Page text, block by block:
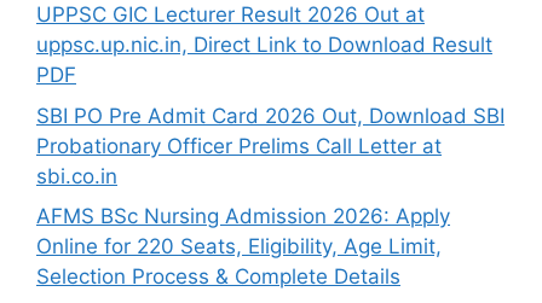
UPPSC GIC Lecturer Result 2026 Out at
uppsc.up.nic.in, Direct Link to Download Result
PDF
SBI PO Pre Admit Card 2026 Out, Download SBI
Probationary Officer Prelims Call Letter at
sbi.co.in
AFMS BSc Nursing Admission 2026: Apply
Online for 220 Seats, Eligibility, Age Limit,
Selection Process & Complete Details